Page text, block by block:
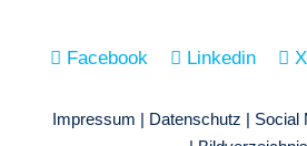
Facebook Linkedin
Impressum | Datenschutz | Social